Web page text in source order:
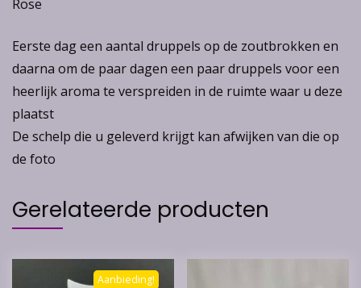
Rose
Eerste dag een aantal druppels op de zoutbrokken en
daarna om de paar dagen een paar druppels voor een
heerlijk aroma te verspreiden in de ruimte waar u deze
plaatst
De schelp die u geleverd krijgt kan afwijken van die op
de foto
Gerelateerde producten
Aanbieding!